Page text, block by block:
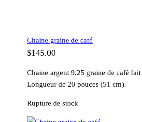
Chaine graine de café
$145.00
Chaine argent 9.25 graine de café
Longueur de 20 pouces (51 cm).
Rupture de stock